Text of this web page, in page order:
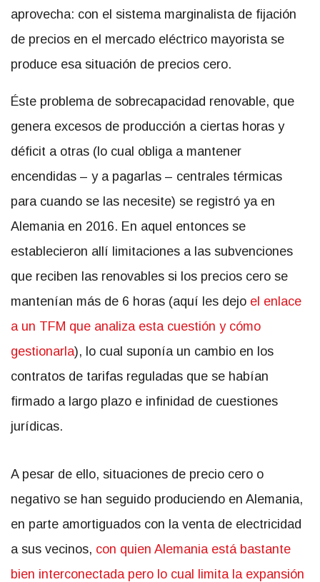
aprovecha: con el sistema marginalista de fijación
de precios en el mercado eléctrico mayorista se
produce esa situación de precios cero.
Éste problema de sobrecapacidad renovable, que
genera excesos de producción a ciertas horas y
déficit a otras (lo cual obliga a mantener
encendidas – y a pagarlas – centrales térmicas
para cuando se las necesite) se registró ya en
Alemania en 2016. En aquel entonces se
establecieron allí limitaciones a las subvenciones
que reciben las renovables si los precios cero se
mantenían más de 6 horas (aquí les dejo el enlace
a un TFM que analiza esta cuestión y cómo
gestionarla), lo cual suponía un cambio en los
contratos de tarifas reguladas que se habían
firmado a largo plazo e infinidad de cuestiones
jurídicas.
A pesar de ello, situaciones de precio cero o
negativo se han seguido produciendo en Alemania,
en parte amortiguados con la venta de electricidad
a sus vecinos, con quien Alemania está bastante
bien interconectada pero lo cual limita la expansión